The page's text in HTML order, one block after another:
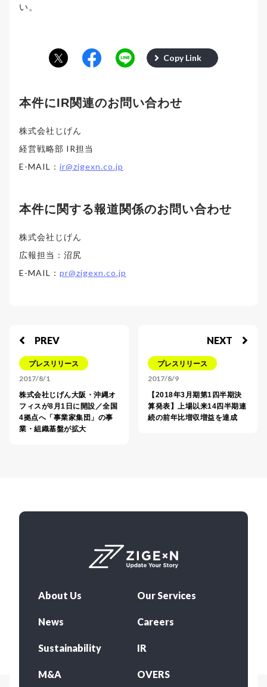
い。
Copy Link
本件にIR関連のお問い合わせ
株式会社じげん
経営戦略部 IR担当
E-MAIL： ir@zigexn.co.jp
本件に関する報道関係のお問い合わせ
株式会社じげん
広報担当：沼尻
E-MAIL： pr@zigexn.co.jp
PREV
プレスリリース
2017/8/1
株式会社じげん大阪・沖縄オ
フィスが8月1日に開設／全国
4拠点へ「事業家集団」の事
業・組織基盤が拡大
NEXT
プレスリリース
2017/8/9
【2018年3月期第1四半期決
算発表】上場以来14四半期連
続の前年比増収増益を達成
About Us Our Services
News Careers
Sustainability IR
M&A OVERS